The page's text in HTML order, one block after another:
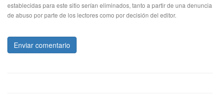
establecidas para este sitio serían eliminados, tanto a partir de una denuncia
de abuso por parte de los lectores como por decisión del editor.
Enviar comentario